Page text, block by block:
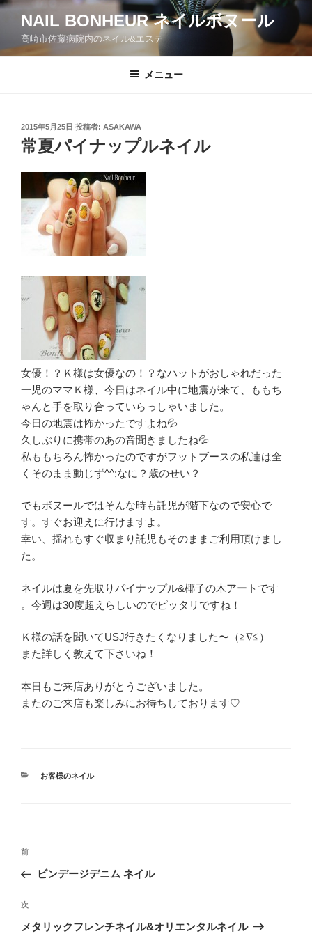
コ
ン
NAIL BONHEUR ネイルボヌール
高崎市佐藤病院内のネイル&エステ
メニュー
投
稿
日:
2015年5月25日 投稿者: ASAKAWA
常夏パイナップルネイル
女優！？Ｋ様は女優なの！？なハットがおしゃれだった
一児のママＫ様、今日はネイル中に地震が来て、ももち
ゃんと手を取り合っていらっしゃいました。
今日の地震は怖かったですよね💦
久しぶりに携帯のあの音聞きましたね💦
私ももちろん怖かったのですがフットブースの私達は全
くそのまま動じず^^;なに？歳のせい？
でもボヌールではそんな時も託児が階下なので安心で
す。すぐお迎えに行けますよ。
幸い、揺れもすぐ収まり託児もそのままご利用頂けまし
た。
ネイルは夏を先取りパイナップル&椰子の木アートです
。今週は30度超えらしいのでピッタリですね！
Ｋ様の話を聞いてUSJ行きたくなりました〜（≧∇≦）
また詳しく教えて下さいね！
本日もご来店ありがとうございました。
またのご来店も楽しみにお待ちしております♡
カ
お客様のネイル
投
ナ
ビ
ゲ
前
の
稿
前
ビンデージデニム ネイル
次
の
次
メタリックフレンチネイル&オリエンタルネイル